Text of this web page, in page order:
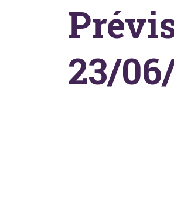
du Centre
23/